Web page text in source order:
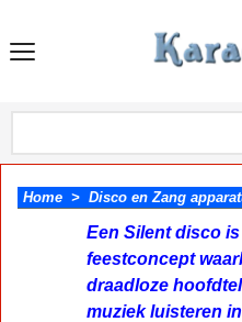
Home > Disco en Zang
Een Silent disco
feestconcept
draadloze
muziek luisteren